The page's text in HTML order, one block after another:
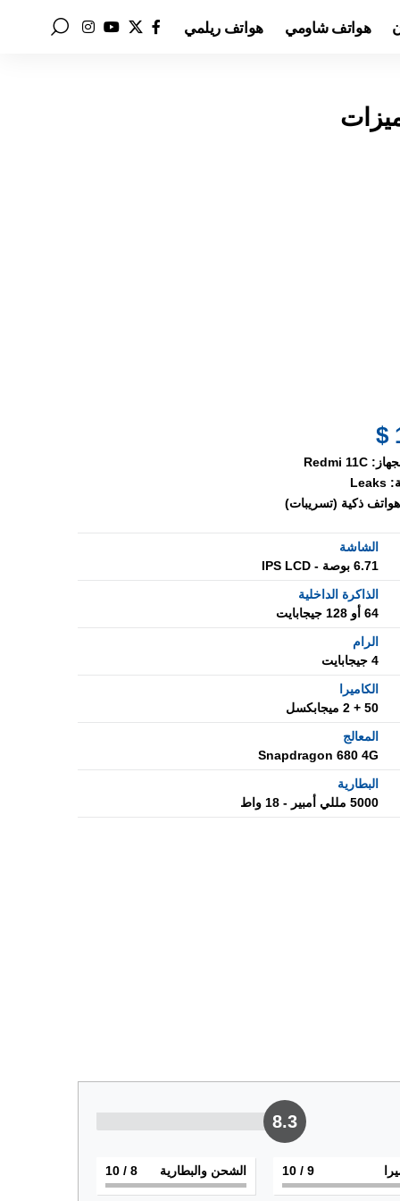
هواتف شاومي هواتف ريلمي
Redmi 11C
Leaks
هواتف ذكية (تسريبات)
الشاشة
6.71 بوصة - IPS LCD
الذاكرة الداخلية
64 أو 128 جيجابايت
الرام
4 جيجابايت
الكاميرا
50 + 2 ميجابكسل
المعالج
Snapdragon 680 4G
البطارية
5000 مللي أمبير - 18 واط
8.3
9
/ 10 الشحن والبطارية 8
/ 10